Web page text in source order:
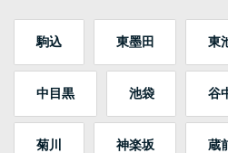
駒込 東墨田 東
中目黒 池袋 谷
菊川 神楽坂 蔵